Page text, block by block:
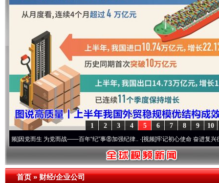
10
9
8
7
6
5
4
3
2
1
而生 为党而战——百年“纪”事⑧加强纪律..·[视频]牢记初心使命 奋进复兴征程丨“转
首页»财经/企业公司